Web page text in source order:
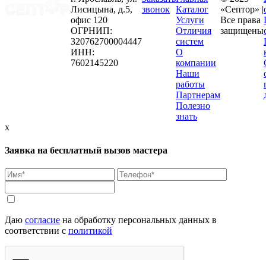
Лисицына, д.5,
офис 120
ОГРНИП:
320762700004447
ИНН:
7602145220
звонок Каталог
Услуги
Отличия
систем
О
компании
Наши
работы
Партнерам
Полезно
знать
«Септор» |
Все права
защищены
x
Заявка на бесплатный вызов мастера
Даю согласие на обработку персональных данных в
соответствии с политикой